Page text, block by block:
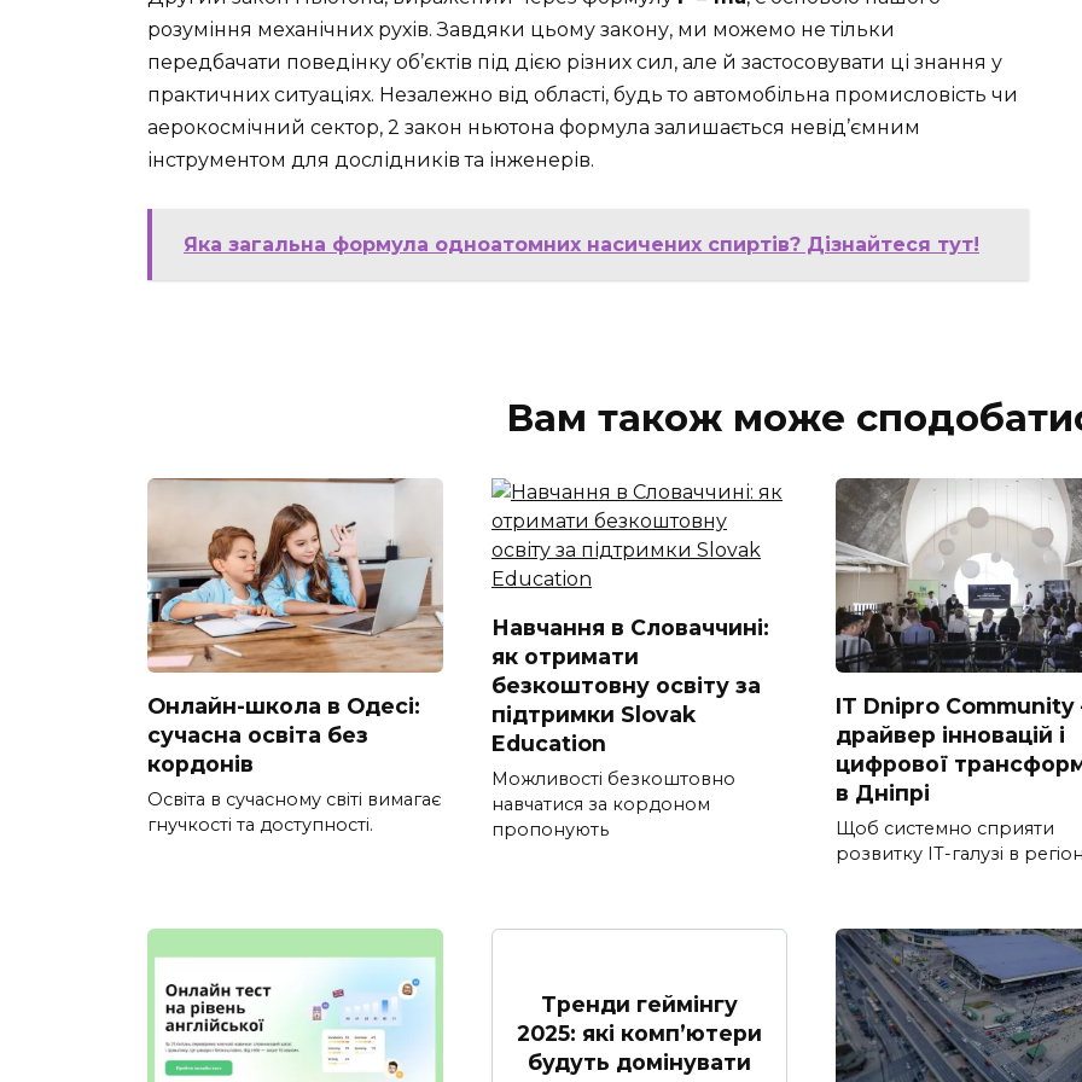
розуміння механічних рухів. Завдяки цьому закону, ми можемо не тільки
передбачати поведінку об’єктів під дією різних сил, але й застосовувати ці знання у
практичних ситуаціях. Незалежно від області, будь то автомобільна промисловість чи
аерокосмічний сектор, 2 закон ньютона формула залишається невід’ємним
інструментом для дослідників та інженерів.
Яка загальна формула одноатомних насичених спиртів? Дізнайтеся тут!
Вам також може
Онлайн-школа в Одесі:
сучасна освіта без
кордонів
Освіта в сучасному світі вимагає
гнучкості та доступності.
Навчання в Словаччині:
як отримати
безкоштовну освіту за
підтримки Slovak
Education
Можливості безкоштовно
навчатися за кордоном
пропонують
IT Dnipro
драйвер інновацій і
цифрової
в Дніпрі
Щоб системно сприяти
розвитку ІТ-галузі в
Тренди геймінгу
2025: які комп’ютери
будуть домінувати